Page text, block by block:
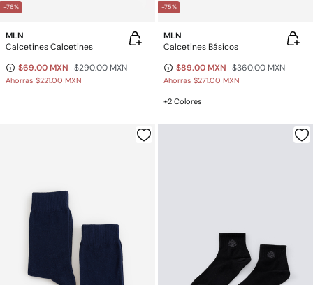
-76%
MLN
Calcetines Calcetines
$69.00 MXN $290.00 MXN
Ahorras $221.00 MXN
-75%
MLN
Calcetines Básicos
$89.00 MXN $360.00 MXN
Ahorras $271.00 MXN
+2 Colores